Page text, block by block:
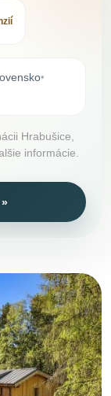
•
Hrabušice,
informácie.